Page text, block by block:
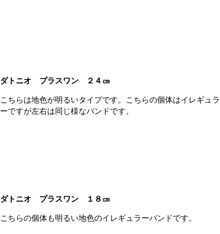
ダトニオ プラスワン
２４㎝
こちらは地色が明るいタイプです。こちらの個体はイレギュラ
ーですが左右は同じ様なバンドです。
ダトニオ プラスワン
１８㎝
こちらの個体も明るい地色のイレギュラーバンドです。